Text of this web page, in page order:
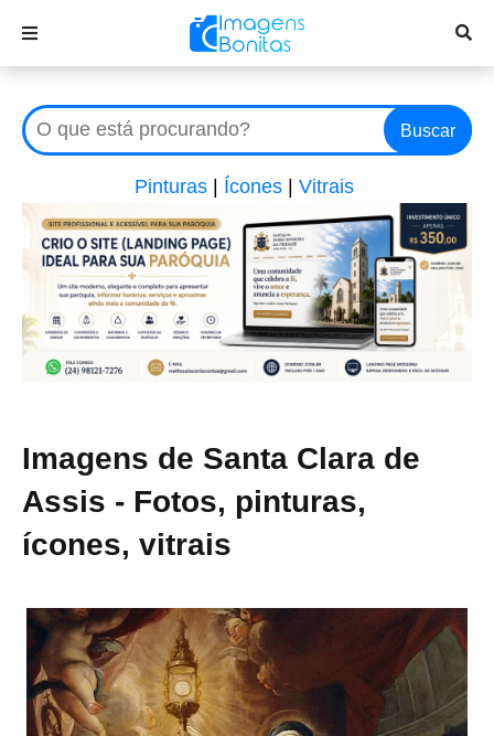
Buscar
Pinturas Ícones Vitrais
Imagens de Santa Clara de
Assis - Fotos, pinturas,
ícones, vitrais